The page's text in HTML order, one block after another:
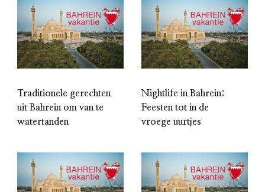
Traditionele gerechten
uit Bahrein om van te
watertanden
Nightlife in Bahrein:
Feesten tot in de
vroege uurtjes